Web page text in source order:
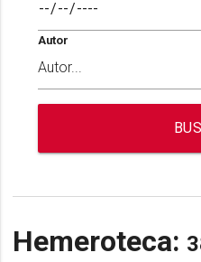
Autor
Hemeroteca: